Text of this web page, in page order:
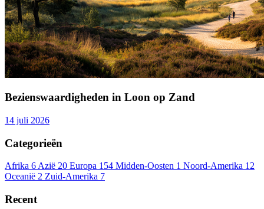
Bezienswaardigheden in Loon op Zand
14 juli 2026
Categorieën
Afrika 6Azië 20 Europa 154 Midden-Oosten 1 Noord-Amerika 12
Oceanië 2 Zuid-Amerika 7
Recent